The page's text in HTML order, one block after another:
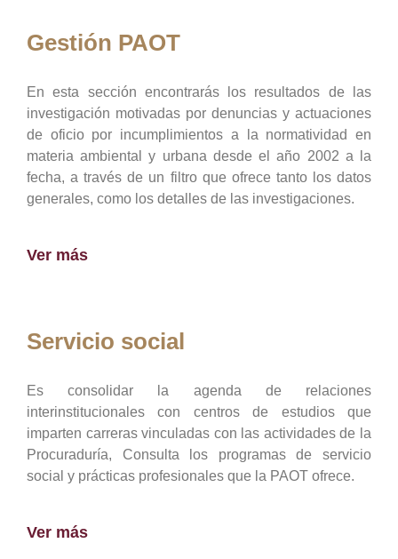
Gestión PAOT
En esta sección encontrarás los resultados de las
investigación motivadas por denuncias y actuaciones
de oficio por incumplimientos a la normatividad en
materia ambiental y urbana desde el año 2002 a la
fecha, a través de un filtro que ofrece tanto los datos
generales, como los detalles de las investigaciones.
Ver más
Servicio social
Es consolidar la agenda de relaciones
interinstitucionales con centros de estudios que
imparten carreras vinculadas con las actividades de la
Procuraduría, Consulta los programas de servicio
social y prácticas profesionales que la PAOT ofrece.
Ver más